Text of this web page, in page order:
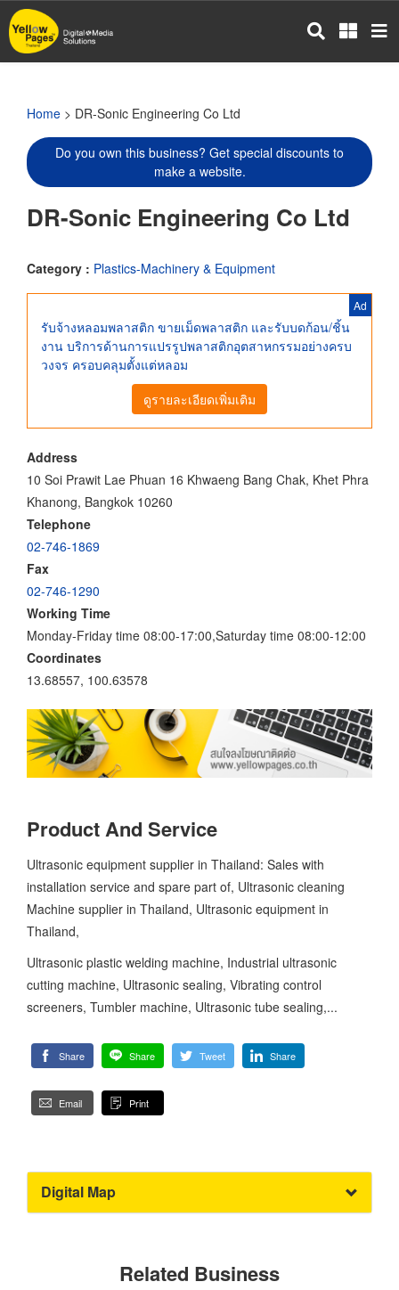
Skip
to
main
Home > DR-Sonic Engineering Co Ltd
Do you own this business? Get special discounts to
make a website.
DR-Sonic Engineering Co Ltd
Category : Plastics-Machinery & Equipment
Ad
รับจ้างหลอมพลาสติก ขายเม็ดพลาสติก และรับบดก้อน/ชิ้น
งาน บริการด้านการแปรรูปพลาสติกอุตสาหกรรมอย่างครบ
วงจร ครอบคลุมตั้งแต่หลอม
ดูรายละเอียดเพิ่มเติม
Address
10 Soi Prawit Lae Phuan 16 Khwaeng Bang Chak, Khet Phra
Khanong, Bangkok 10260
Telephone
02-746-1869
Fax
02-746-1290
Working Time
Monday-Friday time 08:00-17:00,Saturday time 08:00-12:00
Coordinates
13.68557, 100.63578
Product And Service
Ultrasonic equipment supplier in Thailand: Sales with
installation service and spare part of, Ultrasonic cleaning
Machine supplier in Thailand, Ultrasonic equipment in
Thailand,
Ultrasonic plastic welding machine, Industrial ultrasonic
cutting machine, Ultrasonic sealing, Vibrating control
screeners, Tumbler machine, Ultrasonic tube sealing,...
Share Share Tweet Share
Email Print
Digital Map
Related Business